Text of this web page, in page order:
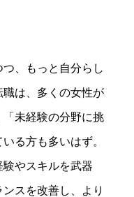
、もっと自分らし
は、多くの女性が
未経験の分野に挑
る方も多いはず。
やスキルを武器
スを改善し、より